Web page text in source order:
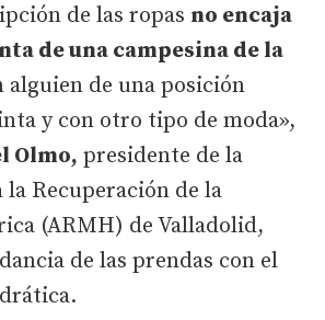
de las ropas no encaja
de una campesina de la
alguien de una posición
y con otro tipo de moda»,
Olmo, presidente de la
la Recuperación de la
(ARMH) de Valladolid,
de las prendas con el